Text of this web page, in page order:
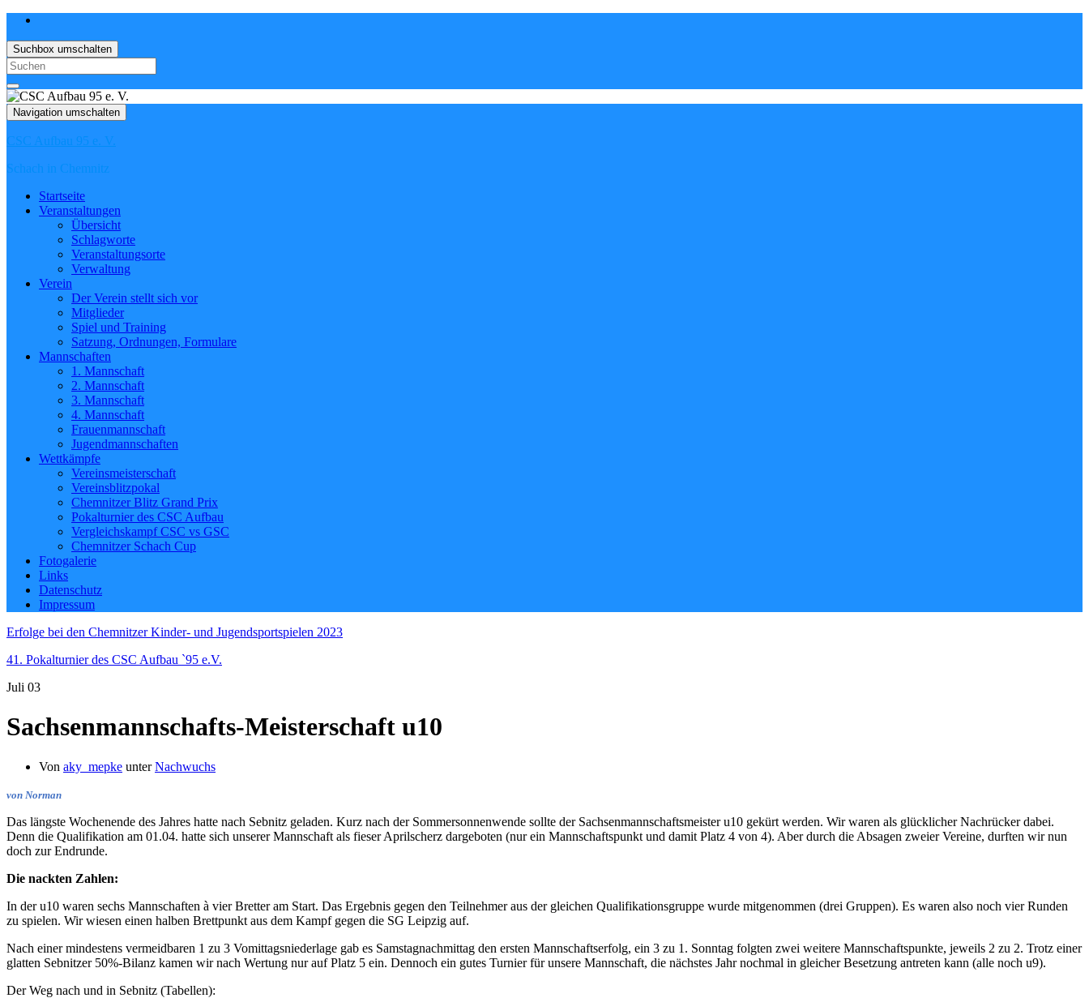
Suchbox umschalten
Search
for:
Navigation umschalten
CSC Aufbau 95 e. V.
Schach in Chemnitz
Startseite
Veranstaltungen
Übersicht
Schlagworte
Veranstaltungsorte
Verwaltung
Verein
Der Verein stellt sich vor
Mitglieder
Spiel und Training
Satzung, Ordnungen, Formulare
Mannschaften
1. Mannschaft
2. Mannschaft
3. Mannschaft
4. Mannschaft
Frauenmannschaft
Jugendmannschaften
Wettkämpfe
Vereinsmeisterschaft
Vereinsblitzpokal
Chemnitzer Blitz Grand Prix
Pokalturnier des CSC Aufbau
Vergleichskampf CSC vs GSC
Chemnitzer Schach Cup
Fotogalerie
Links
Datenschutz
Impressum
Erfolge bei den Chemnitzer Kinder- und Jugendsportspielen 2023
41. Pokalturnier des CSC Aufbau `95 e.V.
Juli 03
Sachsenmannschafts-Meisterschaft u10
Von aky_mepke unterNachwuchs
von Norman
Das längste Wochenende des Jahres hatte nach Sebnitz geladen. Kurz nach der Sommersonnenwende sollte der Sachsenmannschaftsmeister u10 gekürt werden. Wir waren als glücklicher Nachrücker dabei.
Denn die Qualifikation am 01.04. hatte sich unserer Mannschaft als fieser Aprilscherz dargeboten (nur ein Mannschaftspunkt und damit Platz 4 von 4). Aber durch die Absagen zweier Vereine, durften wir nun
doch zur Endrunde.
Die nackten Zahlen:
In der u10 waren sechs Mannschaften à vier Bretter am Start. Das Ergebnis gegen den Teilnehmer aus der gleichen Qualifikationsgruppe wurde mitgenommen (drei Gruppen). Es waren also noch vier Runden
zu spielen. Wir wiesen einen halben Brettpunkt aus dem Kampf gegen die SG Leipzig auf.
Nach einer mindestens vermeidbaren 1 zu 3 Vomittagsniederlage gab es Samstagnachmittag den ersten Mannschaftserfolg, ein 3 zu 1. Sonntag folgten zwei weitere Mannschaftspunkte, jeweils 2 zu 2. Trotz einer
glatten Sebnitzer 50%-Bilanz kamen wir nach Wertung nur auf Platz 5 ein. Dennoch ein gutes Turnier für unsere Mannschaft, die nächstes Jahr nochmal in gleicher Besetzung antreten kann (alle noch u9).
Der Weg nach und in Sebnitz (Tabellen):